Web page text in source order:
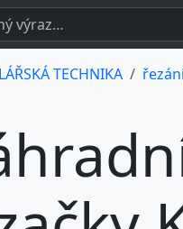
TECHNIKA